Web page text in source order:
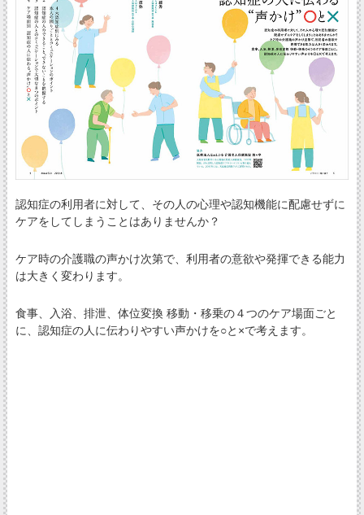
認知症の利用者に対して、その人の心理や認知機能に配慮せずに
ケアをしてしまうことはありませんか？
ケア時の介護職の声かけ次第で、利用者の意欲や発揮できる能力
は大きく変わります。
食事、入浴、排泄、体位変換 移動・移乗の４つのケア場面ごと
に、認知症の人に伝わりやすい声かけを○と×で考えます。